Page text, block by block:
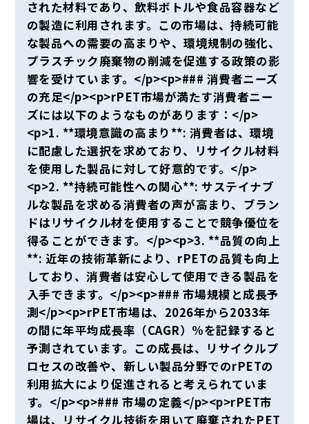
された材料であり、飲料ボトルや食品容器など
の製造に利用されます。この市場は、持続可能
な製品への需要の高まりや、環境規制の強化、
プラスチック廃棄物の削減を促進する政策の影
響を受けています。</p><p>### 消費者ニーズ
の充足</p><p>rPET市場が満たす消費者ニー
ズには以下のようなものがあります：</p>
<p>1. **環境意識の高まり**: 消費者は、環境
に配慮した選択を求めており、リサイクル材料
を使用した製品に対して好意的です。</p>
<p>2. **持続可能性への関心**: サステイナブ
ルな製品を求める消費者の声が高まり、ブラン
ドはリサイクル材を使用することで競争優位を
得ることができます。</p><p>3. **品質の向上
**: 近年の技術革新により、rPETの品質も向上
しており、消費者は安心して使用できる製品を
入手できます。</p><p>### 市場規模と成長予
測</p><p>rPET市場は、2026年から2033年
の間に年平均成長率（CAGR）%を記録すると
予測されています。この成長は、リサイクルプ
ロセスの改善や、新しい製品分野でのrPETの
利用拡大により促進されると考えられていま
す。</p><p>### 市場の定義</p><p>rPET市
場は、リサイクル技術を用いて廃棄されたPET